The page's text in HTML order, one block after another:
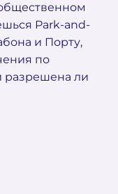
Park-and-
и Порту,
по
разрешена ли